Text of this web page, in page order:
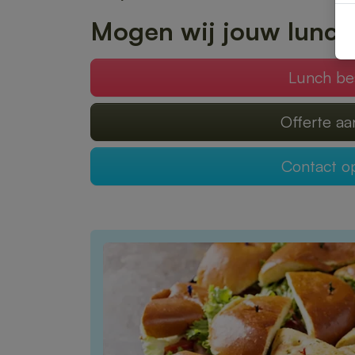
Mogen wij jouw
Lunch
Offerte
Contact